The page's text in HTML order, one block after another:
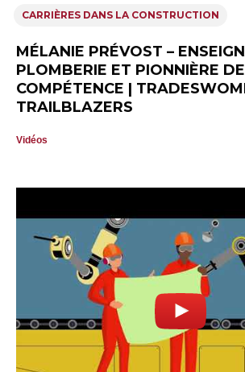
CARRIÈRES DANS LA CONSTRUCTION
MÉLANIE PRÉVOST –
PLOMBERIE ET PIONNIÈRE
COMPÉTENCE |
TRAILBLAZERS
Vidéos